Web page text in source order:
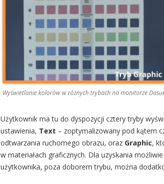
Wyświetlanie kolorów w różnych trybach na monitorze
Użytkownik ma tu do dyspozycji cztery tryby
ustawienia, Text – zoptymalizowany pod kątem
odtwarzania ruchomego obrazu, oraz Graphic,
w materiałach graficznych. Dla uzyskania
użytkownika, poza doborem trybu, można